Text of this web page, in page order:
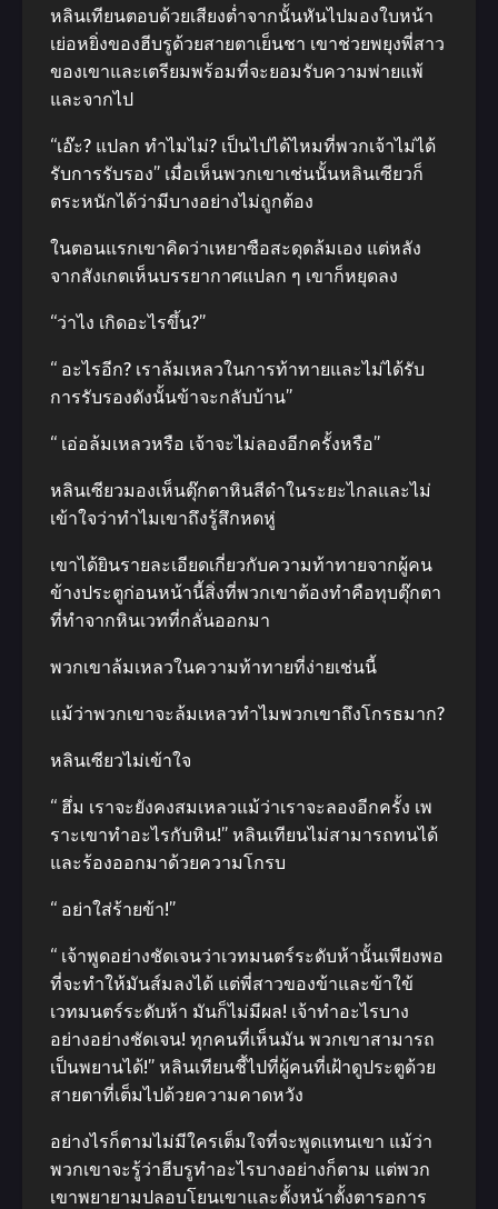
หลินเทียนตอบด้วยเสียงต่ำจากนั้นหันไปมองใบหน้า
เย่อหยิ่งของฮีบรูด้วยสายตาเย็นชา เขาช่วยพยุงพี่สาว
ของเขาและเตรียมพร้อมที่จะยอมรับความพ่ายแพ้
และจากไป
“เอ๊ะ? แปลก ทําไมไม่? เป็นไปได้ไหมที่พวกเจ้าไม่ได้
รับการรับรอง” เมื่อเห็นพวกเขาเช่นนั้นหลินเซียวก็
ตระหนักได้ว่ามีบางอย่างไม่ถูกต้อง
ในตอนแรกเขาคิดว่าเหยาซือสะดุดล้มเอง แต่หลัง
จากสังเกตเห็นบรรยากาศแปลก ๆ เขาก็หยุดลง
“ว่าไง เกิดอะไรขึ้น?”
“ อะไรอีก? เราล้มเหลวในการท้าทายและไม่ได้รับ
การรับรองดังนั้นข้าจะกลับบ้าน”
“ เอ่อล้มเหลวหรือ เจ้าจะไม่ลองอีกครั้งหรือ”
หลินเซียวมองเห็นตุ๊กตาหินสีดําในระยะไกลและไม่
เข้าใจว่าทําไมเขาถึงรู้สึกหดหู่
เขาได้ยินรายละเอียดเกี่ยวกับความท้าทายจากผู้คน
ข้างประตูก่อนหน้านี้สิ่งที่พวกเขาต้องทําคือทุบตุ๊กตา
ที่ทําจากหินเวทที่กลั่นออกมา
พวกเขาล้มเหลวในความท้าทายที่ง่ายเช่นนี้
แม้ว่าพวกเขาจะล้มเหลวทําไมพวกเขาถึงโกรธมาก?
หลินเซียวไม่เข้าใจ
“ ฮึ่ม เราจะยังคงสมเหลวแม้ว่าเราจะลองอีกครั้ง เพ
ราะเขาทําอะไรกับหิน!” หลินเทียนไม่สามารถทนได้
และร้องออกมาด้วยความโกรบ
“ อย่าใส่ร้ายข้า!”
“ เจ้าพูดอย่างชัดเจนว่าเวทมนตร์ระดับห้านั้นเพียงพอ
ที่จะทําให้มันส์มลงได้ แต่พี่สาวของข้าและข้าใข้
เวทมนตร์ระดับห้า มันก็ไม่มีผล! เจ้าทําอะไรบาง
อย่างอย่างชัดเจน! ทุกคนที่เห็นมัน พวกเขาสามารถ
เป็นพยานได้!” หลินเทียนชี้ไปที่ผู้คนที่เฝ้าดูประตูด้วย
สายตาที่เต็มไปด้วยความคาดหวัง
อย่างไรก็ตามไม่มีใครเต็มใจที่จะพูดแทนเขา แม้ว่า
พวกเขาจะรู้ว่าฮีบรูทําอะไรบางอย่างก็ตาม แต่พวก
เขาพยายามปลอบโยนเขาและตั้งหน้าตั้งตารอการ